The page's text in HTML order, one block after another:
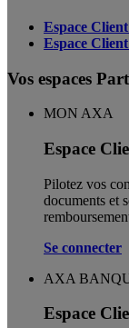
Espace
Espace
Vos espaces
MON AXA
Espace
Pilotez vos
documents et
Se connecter
AXA
Espace